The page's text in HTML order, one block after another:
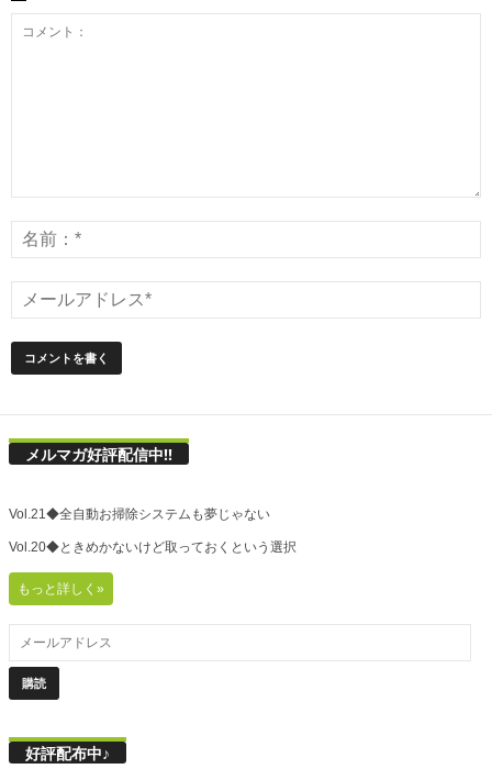
メルマガ好評配信中!!
Vol.21◆全自動お掃除システムも夢じゃない
Vol.20◆ときめかないけど取っておくという選択
もっと詳しく»
好評配布中♪